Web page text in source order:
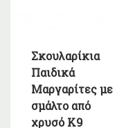
Σκουλαρίκια
Παιδικά
Μαργαρίτες με
σμάλτο από
χρυσό Κ9